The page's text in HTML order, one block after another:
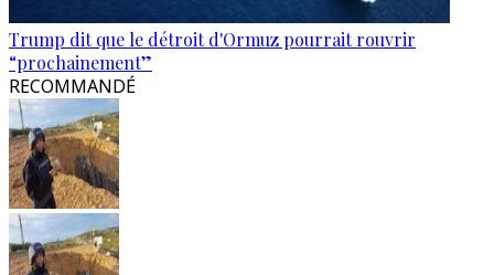
Trump dit que le détroit d'Ormuz pourrait rouvrir
“prochainement”
RECOMMANDÉ